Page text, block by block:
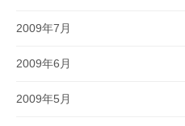
2009年7月
2009年6月
2009年5月